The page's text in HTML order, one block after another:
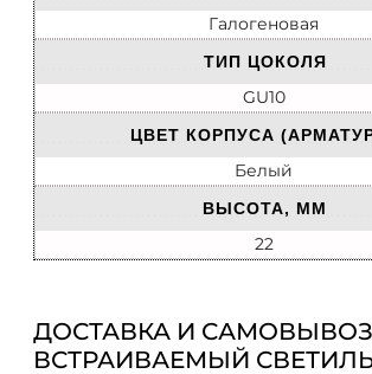
Галогеновая
ТИП ЦОКОЛЯ
GU10
ЦВЕТ КОРПУСА
Белый
ВЫСОТА, ММ
22
ДОСТАВКА И
ВСТРАИВАЕМЫЙ